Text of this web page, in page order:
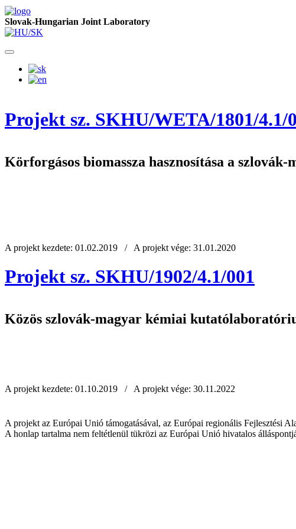
Slovak-Hungarian Joint Laboratory
Projekt sz. SKHU/WETA/1801/4.1/
Körforgásos biomassza hasznosítása a
A projekt kezdete: 01.02.2019 / A projekt vége: 31.01.2020
Projekt sz. SKHU/1902/4.1/001
Közös szlovák-magyar kémiai
A projekt kezdete: 01.10.2019 / A projekt vége: 30.11.2022
A projekt az Európai Unió támogatásával, az Európai regionális Fejlesztési
A honlap tartalma nem feltétlenül tükrözi az Európai Unió hivatalos